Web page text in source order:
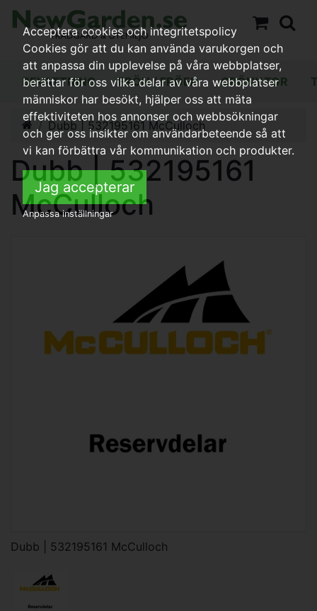
BEVATTNING FRÖN / FRÖER GRÖNYTOR
Dubb | 532195161 McCulloch
Dubb | 532195161
McCulloch
Dubb | 532195161 McCulloch
Acceptera cookies och integritetspolicy
Cookies gör att du kan använda varukorgen och
att anpassa din upplevelse på våra webbplatser,
berättar för oss vilka delar av våra webbplatser
människor har besökt, hjälper oss att mäta
effektiviteten hos annonser och webbsökningar
och ger oss insikter om användarbeteende så att
vi kan förbättra vår kommunikation och produkter.
Jag accepterar
Anpassa inställningar